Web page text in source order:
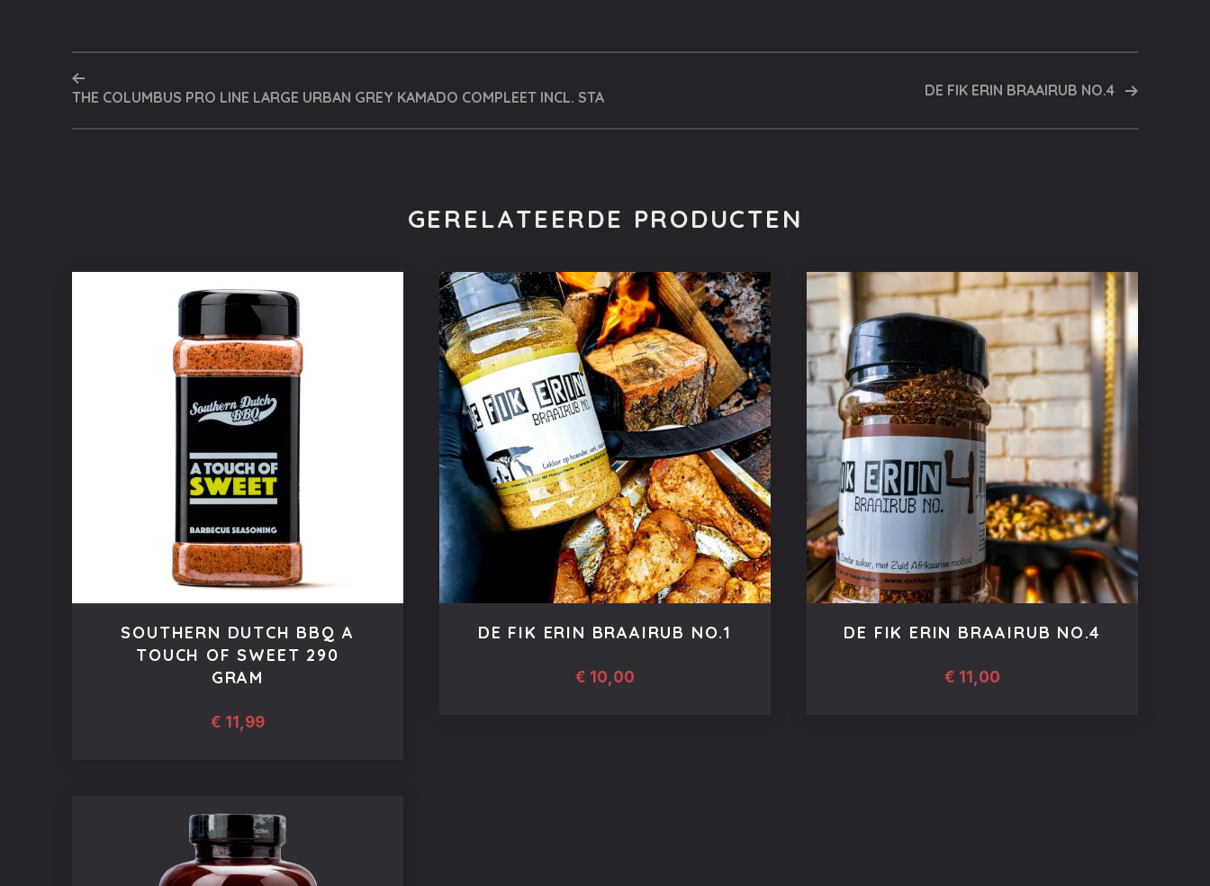
THE COLUMBUS PRO LINE LARGE URBAN GREY KAMADO COMPLEET INCL. STARTSET DE FIK ERIN BRAAIRUB NO.4
GERELATEERDE PRODUCTEN
SOUTHERN DUTCH BBQ A
TOUCH OF SWEET 290
GRAM
€ 11,99
DE FIK ERIN BRAAIRUB NO.1
€ 10,00
DE FIK ERIN BRAAIRUB NO.4
€ 11,00